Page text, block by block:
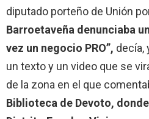
diputado porteño de Unión
Barroetaveña denunciaba
vez un negocio PRO”, decía,
un texto y un video que se
de la zona en el que
Biblioteca de Devoto,